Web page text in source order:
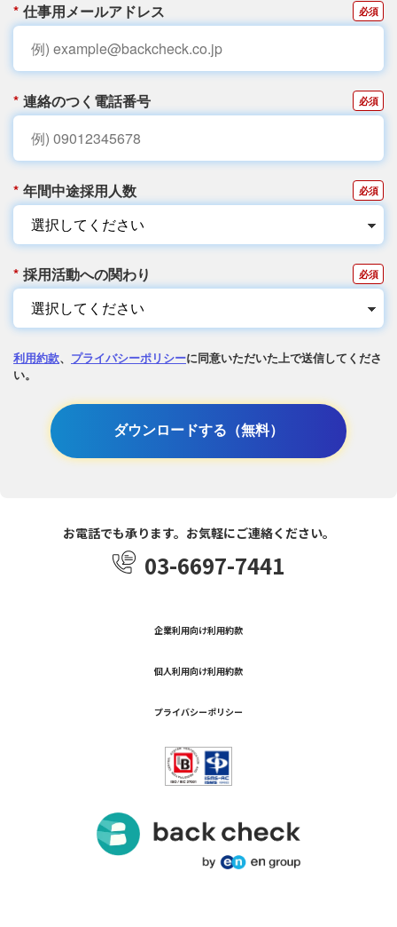
* 仕事用メールアドレス
* 連絡のつく電話番号
* 年間中途採用人数
* 採用活動への関わり
利用約款、 プライバシーポリシーに同意いただいた上で送信してくださ
い。
ダウンロードする（無料）
お電話でも承ります。お気軽にご連絡ください。
03-6697-7441
企業利用向け利用約款
個人利用向け利用約款
プライバシーポリシー